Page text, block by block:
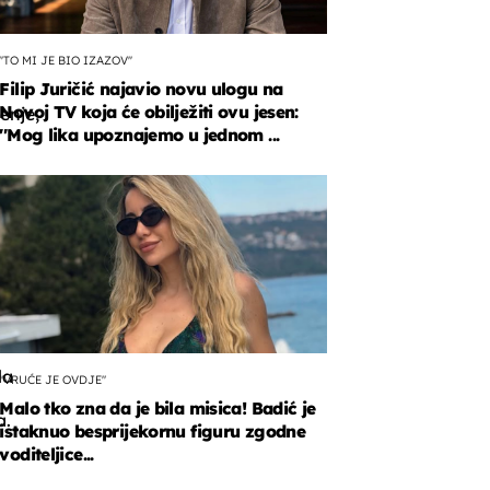
''TO MI JE BIO IZAZOV''
Filip Juričić najavio novu ulogu na
Novoj TV koja će obilježiti ovu jesen:
''Mog lika upoznajemo u jednom ...
"VRUĆE JE OVDJE"
Malo tko zna da je bila misica! Badić je
istaknuo besprijekornu figuru zgodne
voditeljice...